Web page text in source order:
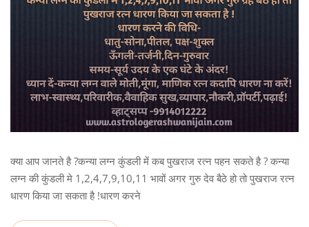
क्या आप जानते है ?कन्या लग्न कुंडली में कब पुखराज रत्न पहन सकते है ? कन्या
लग्न की कुंडली मे 1,2,4,7,9,10,11 भावों अगर गुरु देव बैठे हो तो पुखराज रत्न
धारण किया जा सकता है !धारण करने